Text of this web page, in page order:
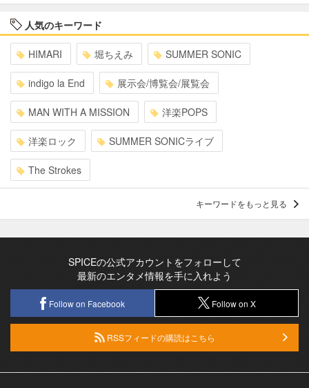
人気のキーワード
HIMARI 堀ちえみ SUMMER SONIC
indigo la End 展示会/博覧会/展覧会
MAN WITH A MISSION 洋楽POPS
洋楽ロック SUMMER SONICライブ
The Strokes
キーワードをもっと見る
SPICEの公式アカウントをフォローして
最新のエンタメ情報を手に入れよう
Follow on Facebook Follow on X
RSSフィードの購読はこちら